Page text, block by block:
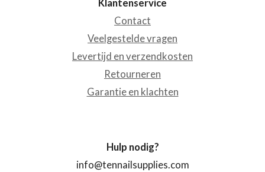
Klantenservice
Contact
Veelgestelde vragen
Levertijd en verzendkosten
Retourneren
Garantie en klachten
Hulp nodig?
info@tennailsupplies.com